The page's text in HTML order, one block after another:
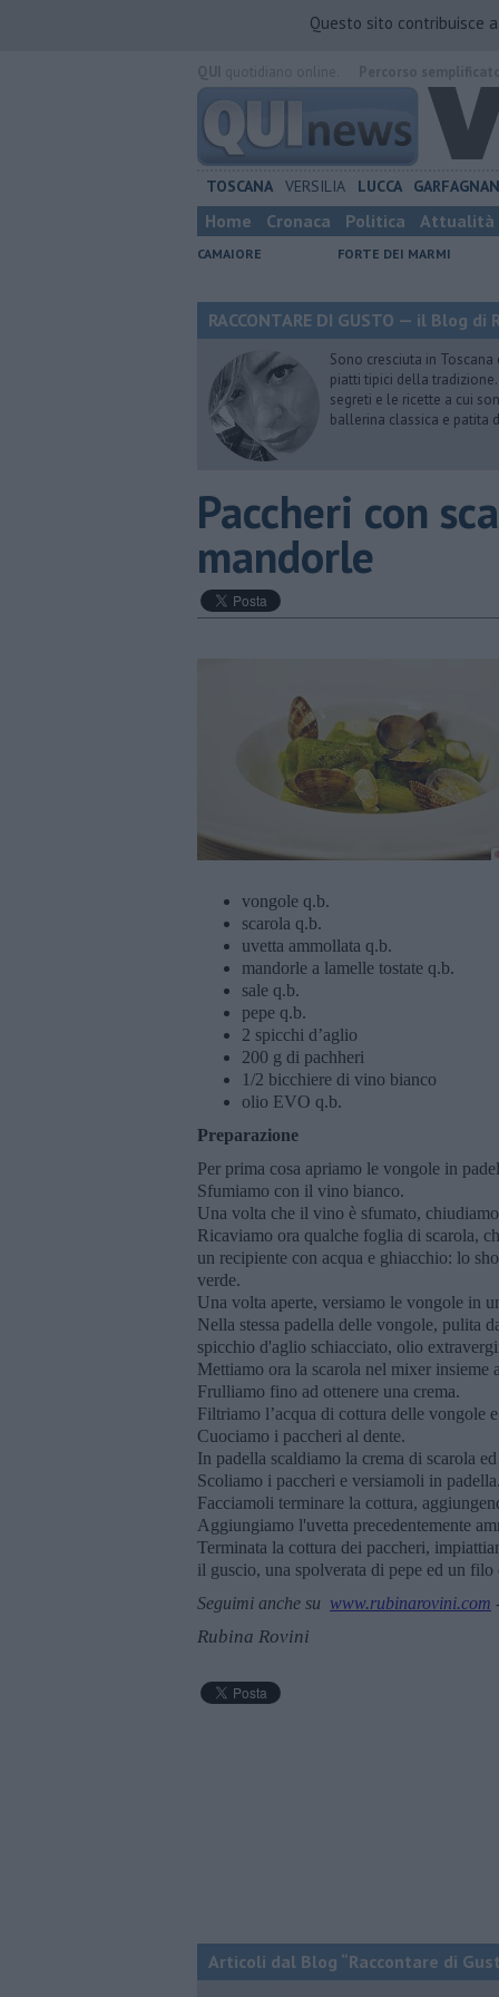
Questo sito contribuisce
TOSCANA VERSILIA LUCCA
Home Cronaca Politica Attualità
CAMAIORE FORTE DEI MARMI
RACCONTARE DI GUSTO — il Blog di
Sono cresciuta in
piatti tipici della
segreti e le ricette a cui
ballerina classica e patita
Paccheri con
mandorle
vongole q.b.
scarola q.b.
uvetta ammollata q.b.
mandorle a lamelle tostate q.b.
sale q.b.
pepe q.b.
2 spicchi d’aglio
200 g di pachheri
1/2 bicchiere di vino bianco
olio EVO q.b.
Preparazione
Per prima cosa apriamo le vongole in
Sfumiamo con il vino bianco.
Una volta che il vino è sfumato,
Ricaviamo ora qualche foglia di scarola,
un recipiente con acqua e ghiacchio: lo
verde.
Una volta aperte, versiamo le vongole in
Nella stessa padella delle vongole, pulita
spicchio d'aglio schiacciato, olio
Mettiamo ora la scarola nel mixer
Frulliamo fino ad ottenere una crema.
Filtriamo l’acqua di cottura delle vongole
Cuociamo i paccheri al dente.
In padella scaldiamo la crema di scarola
Scoliamo i paccheri e versiamoli in padella.
Facciamoli terminare la cottura,
Aggiungiamo l'uvetta precedentemente
Terminata la cottura dei paccheri,
il guscio, una spolverata di pepe ed un
Seguimi anche su www.rubinarovini.com
Rubina Rovini
Articoli dal Blog “Raccontare di